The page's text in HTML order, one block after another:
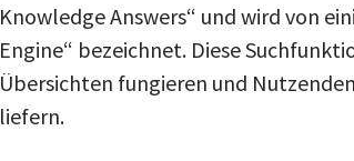
Knowledge Answers“ und wird von
Engine“ bezeichnet. Diese
Übersichten fungieren und
liefern.